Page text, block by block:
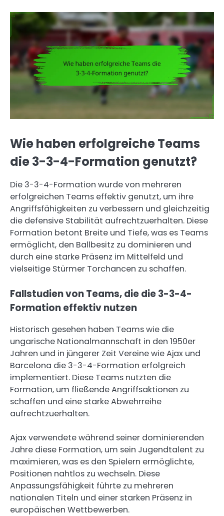
Wie haben erfolgreiche Teams
die 3-3-4-Formation genutzt?
Die 3-3-4-Formation wurde von mehreren
erfolgreichen Teams effektiv genutzt, um ihre
Angriffsfähigkeiten zu verbessern und gleichzeitig
die defensive Stabilität aufrechtzuerhalten. Diese
Formation betont Breite und Tiefe, was es Teams
ermöglicht, den Ballbesitz zu dominieren und
durch eine starke Präsenz im Mittelfeld und
vielseitige Stürmer Torchancen zu schaffen.
Fallstudien von Teams, die die 3-3-4-
Formation effektiv nutzen
Historisch gesehen haben Teams wie die
ungarische Nationalmannschaft in den 1950er
Jahren und in jüngerer Zeit Vereine wie Ajax und
Barcelona die 3-3-4-Formation erfolgreich
implementiert. Diese Teams nutzten die
Formation, um fließende Angriffsaktionen zu
schaffen und eine starke Abwehrreihe
aufrechtzuerhalten.
Ajax verwendete während seiner dominierenden
Jahre diese Formation, um sein Jugendtalent zu
maximieren, was es den Spielern ermöglichte,
Positionen nahtlos zu wechseln. Diese
Anpassungsfähigkeit führte zu mehreren
nationalen Titeln und einer starken Präsenz in
europäischen Wettbewerben.